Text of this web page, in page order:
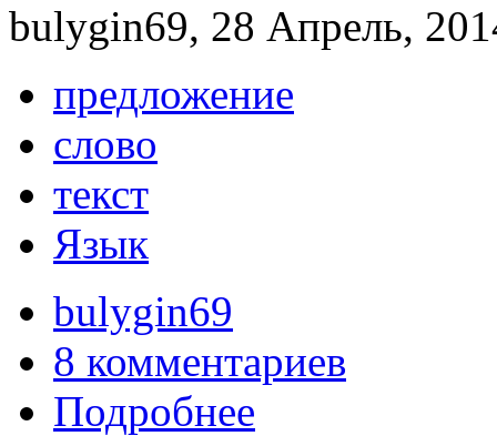
bulygin69, 28 Апрель,
предложение
слово
текст
Язык
bulygin69
8 комментариев
Подробнее